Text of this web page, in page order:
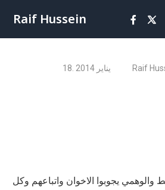
Raif Hussein
18. يناير 2014 Raif
والوهمي يجوبوا الاخوان واتباعهم وكل